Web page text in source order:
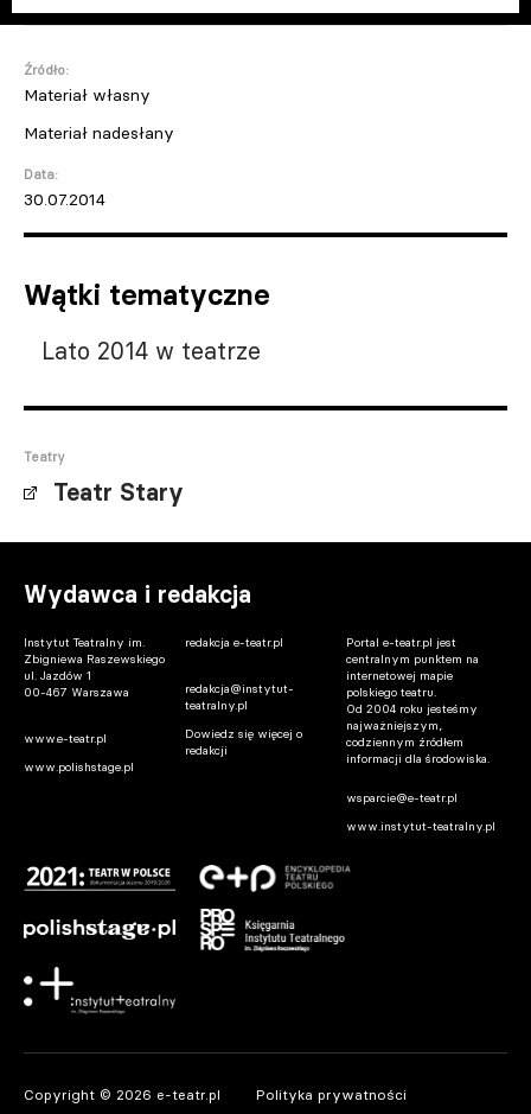
Źródło:
Materiał własny
Materiał nadesłany
Data:
30.07.2014
Wątki tematyczne
Lato 2014 w teatrze
Teatry
Teatr Stary
Wydawca i redakcja
Instytut Teatralny im.
Zbigniewa Raszewskiego
ul. Jazdów 1
00-467 Warszawa
www.e-teatr.pl
www.polishstage.pl
redakcja e-teatr.pl
redakcja@instytut-
teatralny.pl
Dowiedz się więcej o
redakcji
Portal e-teatr.pl jest
centralnym punktem na
internetowej mapie
polskiego teatru.
Od 2004 roku jesteśmy
najważniejszym,
codziennym źródłem
informacji dla środowiska.
wsparcie@e-teatr.pl
www.instytut-teatralny.pl
Copyright © 2026 e-teatr.pl Polityka prywatności